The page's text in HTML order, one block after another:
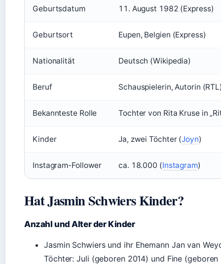
Geburtsdatum 11. August 1982 (Express)
Geburtsort Eupen, Belgien (Express)
Nationalität Deutsch (Wikipedia)
Beruf Schauspielerin, Autorin
Bekannteste Rolle Tochter von Rita Kruse in
Kinder Ja, zwei Töchter (Joyn)
Instagram-Follower ca. 18.000 (Instagram)
Hat Jasmin Schwiers Kinder?
Anzahl und Alter der Kinder
Jasmin Schwiers und ihr Ehemann Jan van
Töchter: Juli (geboren 2014) und Fine (geboren